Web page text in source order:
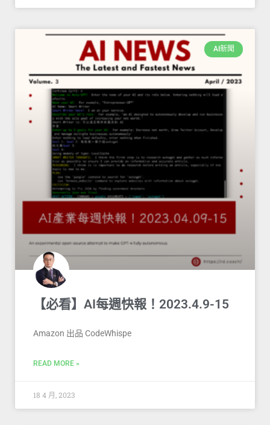
AI新聞
【必看】AI每週快報！2023.4.9-15
Amazon 出品 CodeWhispe
READ MORE »
18 4 月, 2023